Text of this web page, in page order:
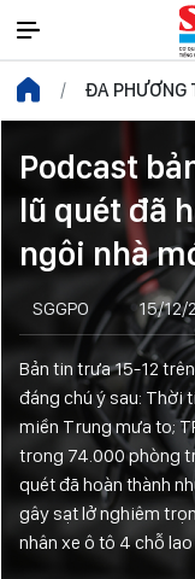
ĐA PHƯƠNG
Podcast
lũ quét đã
ngôi nhà
SGGPO 15/12/
Bản tin trưa 15-12
đáng chú ý sau: Thời
miền Trung mưa to;
trong 74.000 phòng
quét đã hoàn thành
gây sạt lở nghiêm
nhân xe ô tô 4 chỗ